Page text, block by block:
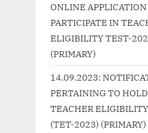
ONLINE APPLICATION
PARTICIPATE IN
ELIGIBILITY TEST-
(PRIMARY)
14.09.2023:
PERTAINING TO
TEACHER
(TET-2023)